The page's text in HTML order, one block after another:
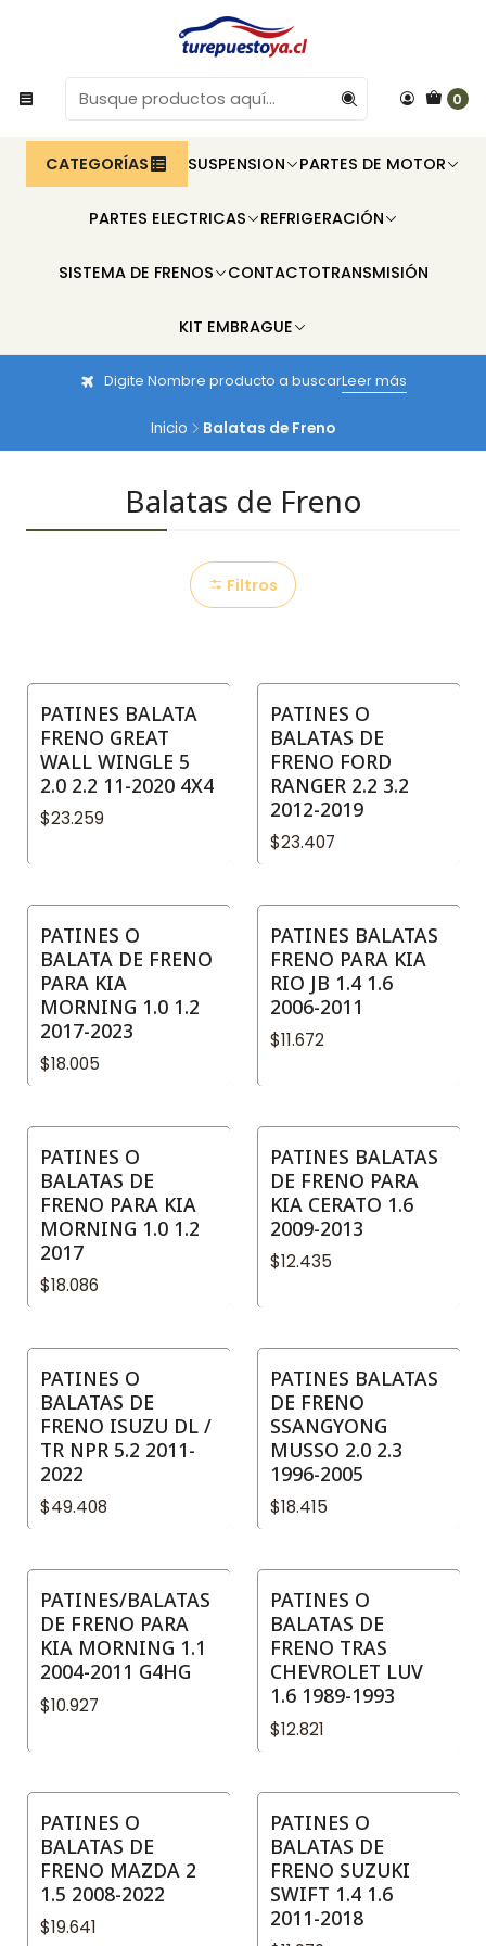
0
CATEGORÍAS SUSPENSION PARTES DE MOTOR
PARTES ELECTRICAS REFRIGERACIÓN
SISTEMA DE FRENOS CONTACTOTRANSMISIÓN
KIT EMBRAGUE
Digite Nombre producto a buscarLeer más
Inicio Balatas de Freno
Balatas de Freno
Filtros
PATINES BALATA
FRENO GREAT
WALL WINGLE 5
2.0 2.2 11-2020 4X4
$23.259
PATINES O
BALATAS DE
FRENO FORD
RANGER 2.2 3.2
2012-2019
$23.407
PATINES O
BALATA DE FRENO
PARA KIA
MORNING 1.0 1.2
2017-2023
$18.005
No disponible
PATINES BALATAS
FRENO PARA KIA
RIO JB 1.4 1.6
2006-2011
$11.672
PATINES O
BALATAS DE
FRENO PARA KIA
MORNING 1.0 1.2
2017
$18.086
PATINES BALATAS
DE FRENO PARA
KIA CERATO 1.6
2009-2013
$12.435
PATINES O
BALATAS DE
FRENO ISUZU DL /
TR NPR 5.2 2011-
2022
$49.408
PATINES BALATAS
DE FRENO
SSANGYONG
MUSSO 2.0 2.3
1996-2005
$18.415
PATINES/BALATAS
DE FRENO PARA
KIA MORNING 1.1
2004-2011 G4HG
$10.927
PATINES O
BALATAS DE
FRENO TRAS
CHEVROLET LUV
1.6 1989-1993
$12.821
PATINES O
BALATAS DE
FRENO MAZDA 2
1.5 2008-2022
$19.641
PATINES O
BALATAS DE
FRENO SUZUKI
SWIFT 1.4 1.6
2011-2018